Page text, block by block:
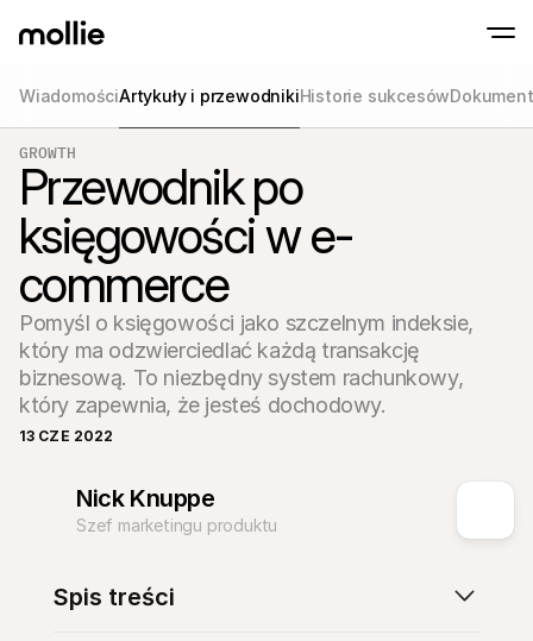
Akceptuj płatności zbliżeniowe
Dowiedz się więcej
Akceptuj płatności
konwersji
Płatności cykliczne
Pobieraj cykliczne i
płatności
Akceptacja i
Dowiedz się więcej o naszym Programie Partnerskim dla
Agencji
Dla
WiadomościArtykuły i przewodnikiHistorie sukcesów
GROWTH
Przewodnik po
księgowości w e-
commerce
Pomyśl o księgowości jako szczelnym indeksie,
który ma odzwierciedlać każdą transakcję
biznesową. To niezbędny system rachunkowy,
który zapewnia, że jesteś dochodowy.
13 CZE 2022
Nick Knuppe
Szef marketingu produktu
Spis treści